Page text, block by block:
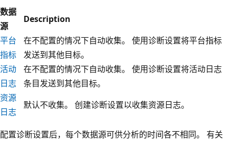
数据
源
Description
平台
指标
在不配置的情况下自动收集。 使用诊断设置将平台指标
发送到其他目标。
活动
日志
在不配置的情况下自动收集。 使用诊断设置将活动日志
条目发送到其他目标。
资源
日志
默认不收集。 创建诊断设置以收集资源日志。
配置诊断设置后，每个数据源可供分析的时间各不相同。 有关